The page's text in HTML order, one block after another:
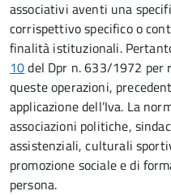
associativi aventi una
corrispettivo specifico o
finalità istituzionali.
10del Dpr n. 633/1972 per
queste operazioni,
applicazione dell’Iva. La
associazioni politiche,
assistenziali, culturali
promozione sociale e di
persona.